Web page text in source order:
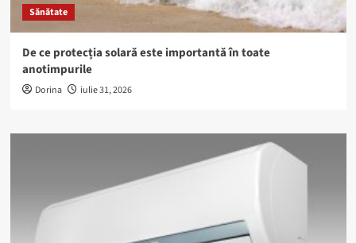
Sănătate
De ce protecția solară este importantă în toate
anotimpurile
Dorina iulie 31, 2026